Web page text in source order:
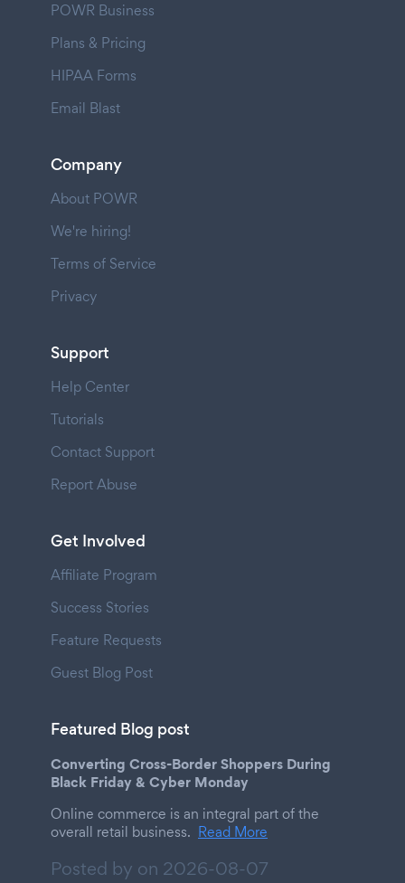
POWR Business
Plans & Pricing
HIPAA Forms
Email Blast
Company
About POWR
We're hiring!
Terms of Service
Privacy
Support
Help Center
Tutorials
Contact Support
Report Abuse
Get Involved
Affiliate Program
Success Stories
Feature Requests
Guest Blog Post
Featured Blog post
Converting Cross-Border Shoppers During
Black Friday & Cyber Monday
Online commerce is an integral part of the
overall retail business. Read More
Posted by on 2026-08-07